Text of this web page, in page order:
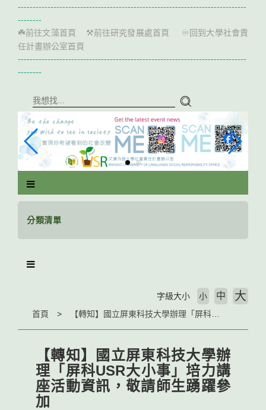
-----------------------------------------------------------------------------
--------
☘️前往文藻首頁 ⚒️前往研究發展處首頁 ♾️ 回到大學社會責
任計畫辦公室首頁
-----------------------------------------------------------------------------
--------
分類清單
首頁
字級大小 小 中 大
【轉知】國立屏東科技大學辦
理「屏科USR大小事」培力講
座活動資訊，敬請師生踴躍參
加